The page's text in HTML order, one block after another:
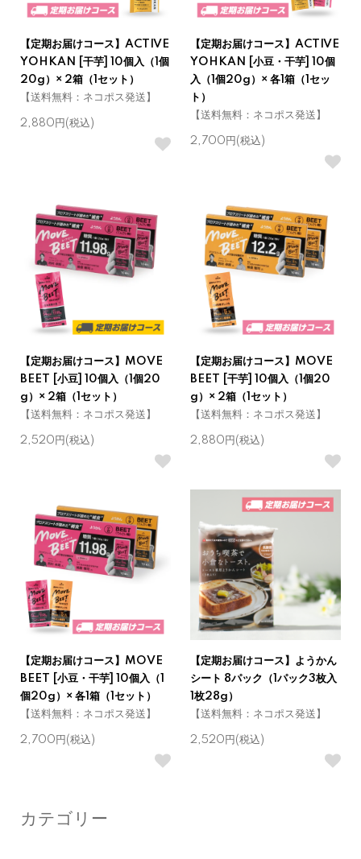
【定期お届けコース】ACTIVE
YOHKAN [干芋] 10個入（1個
20g）× 2箱（1セット）
【送料無料：ネコポス発送】
2,880円(税込)
【定期お届けコース】ACTIVE
YOHKAN [小豆・干芋] 10個
入（1個20g）× 各1箱（1セッ
ト）
【送料無料：ネコポス発送】
2,700円(税込)
【定期お届けコース】MOVE
BEET [小豆] 10個入（1個20
g）× 2箱（1セット）
【送料無料：ネコポス発送】
2,520円(税込)
【定期お届けコース】MOVE
BEET [干芋] 10個入（1個20
g）× 2箱（1セット）
【送料無料：ネコポス発送】
2,880円(税込)
【定期お届けコース】MOVE
BEET [小豆・干芋] 10個入（1
個20g）× 各1箱（1セット）
【送料無料：ネコポス発送】
2,700円(税込)
【定期お届けコース】ようかん
シート 8パック（1パック3枚入
1枚28g）
【送料無料：ネコポス発送】
2,520円(税込)
カテゴリー